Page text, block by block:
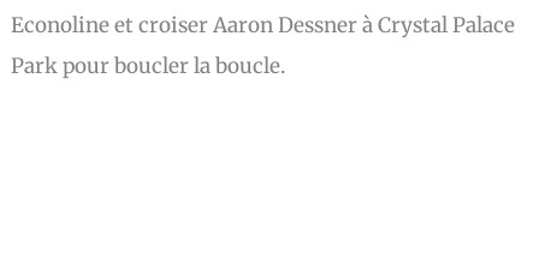
Econoline et croiser Aaron Dessner à Crystal Palace
Park pour boucler la boucle.